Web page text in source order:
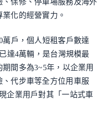
化的經營實力。
戶，個人短租客戶數達
達4萬輛，是台灣規模最
間多為3~5年，以企業用
代步車等全方位用車服
企業用戶對其「一站式車